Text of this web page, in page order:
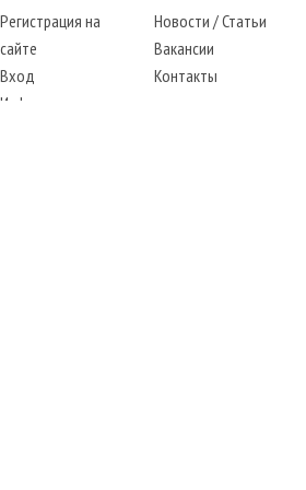
Регистрация на
сайте
Вход
Информация
Новости /Статьи
Вакансии
Контакты